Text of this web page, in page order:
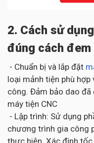
2. Cách sử
đúng cách đem
- Chuẩn bị và lắp đặt
loại mảnh tiện phù
công. Đảm bảo dao
máy tiện CNC
- Lập trình: Sử dụng
chương trình gia công
thực hiện. Xác định